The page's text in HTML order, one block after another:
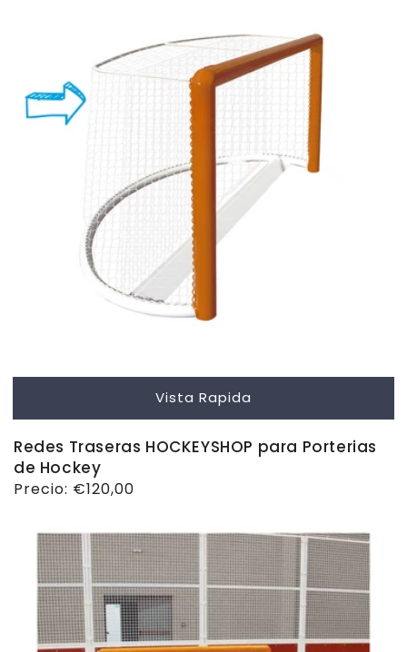
Vista Rapida
Redes Traseras HOCKEYSHOP para Porterias
de Hockey
Precio
Precio: €120,00